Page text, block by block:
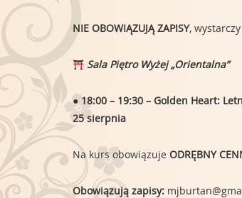
NIE OBOWIĄZUJĄ ZAPISY,
Sala Piętro Wyżej „Orientalna”
● 18:00 – 19:30 – Golden Heart:
25 sierpnia
Na kurs obowiązuje ODRĘBNY
Obowiązują zapisy: